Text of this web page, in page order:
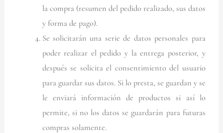
la compra (resumen del pedido realizado, sus datos
y forma de pago).
Se solicitarán una serie de datos personales para
poder realizar el pedido y la entrega posterior, y
después se solicita el consentimiento del usuario
para guardar sus datos. Si lo presta, se guardan y se
le enviará información de productos si así lo
permite, si no los datos se guardarán para futuras
compras solamente.